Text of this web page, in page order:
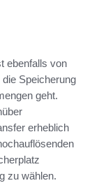
ebenfalls von
Speicherung
geht.
erheblich
zu wählen.